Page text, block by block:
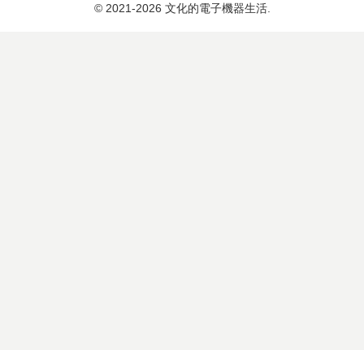
© 2021-2026 文化的電子機器生活.